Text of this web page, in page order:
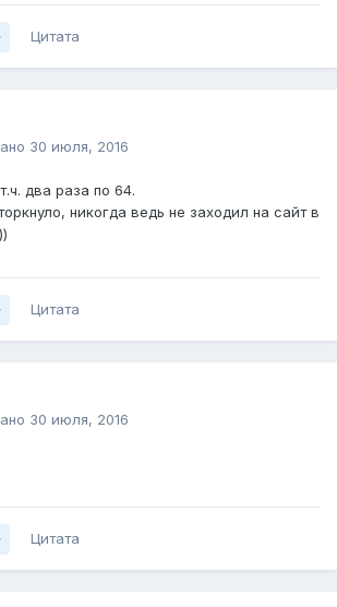
Цитата
30 июля, 2016
два раза по 64.
никогда ведь не заходил на сайт в
Цитата
30 июля, 2016
Цитата